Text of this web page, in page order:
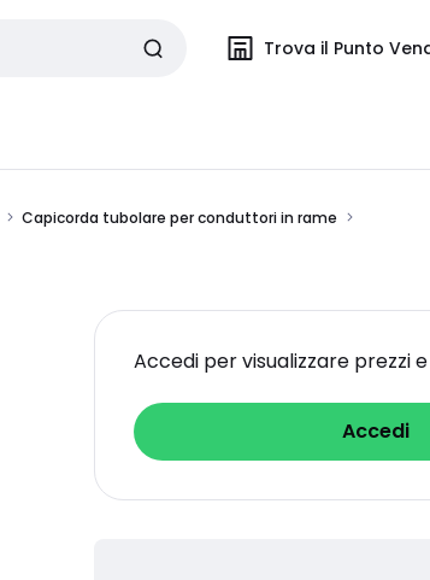
Trova il Punto
Capicorda tubolare per conduttori in rame
Accedi per visualizzare prezzi
Accedi